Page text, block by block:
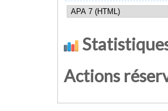
Actions